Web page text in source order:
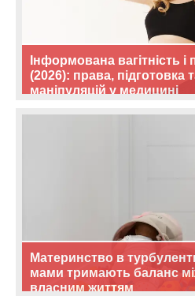
Інформована вагітність і
(2026): права, підготовка
маніпуляцій у медицині
Материнство в
мами тримають баланс
власним життям